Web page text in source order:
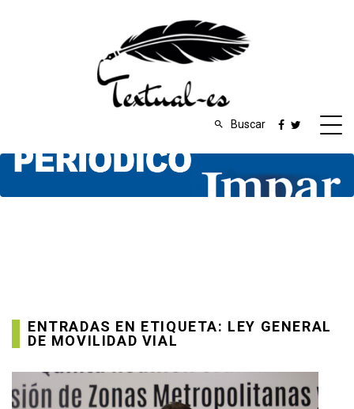
Buscar
ENTRADAS EN ETIQUETA: LEY GENERAL
DE MOVILIDAD VIAL